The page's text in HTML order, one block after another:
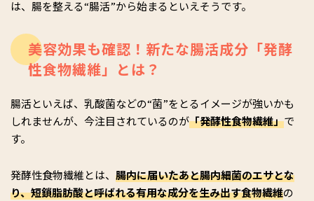
は、腸を整える“腸活”から始まるといえそうです。
美容効果も確認！新たな腸活成分「発酵
性食物繊維」とは？
腸活といえば、乳酸菌などの“菌”をとるイメージが強いかも
しれませんが、今注目されているのが「発酵性食物繊維」で
す。
発酵性食物繊維とは、 腸内に届いたあと腸内細菌のエサとな
り、短鎖脂肪酸と呼ばれる有用な成分を生み出す食物繊維の